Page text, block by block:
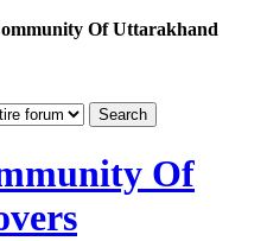
Of Uttarakhand
Of